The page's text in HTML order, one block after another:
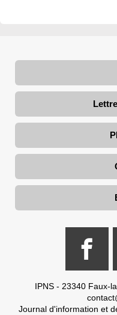
IPNS - 23340 Faux-
Journal d'information et